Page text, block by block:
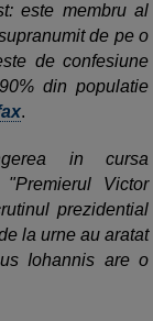
este membru al
de pe o
de confesiune
din populatie
.
in cursa
"Premierul Victor
prezidential
la urne au aratat
Iohannis are o